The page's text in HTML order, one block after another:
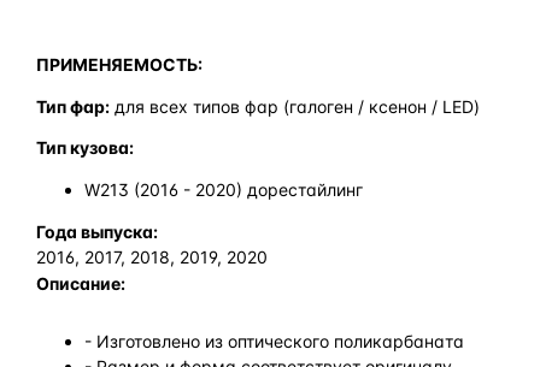
ПРИМЕНЯЕМОСТЬ:
Тип фар: для всех типов фар (галоген / ксенон / LED)
Тип кузова:
W213 (2016 - 2020) дорестайлинг
Года выпуска:
2016, 2017, 2018, 2019, 2020
Описание:
- Изготовлено из оптического поликарбаната